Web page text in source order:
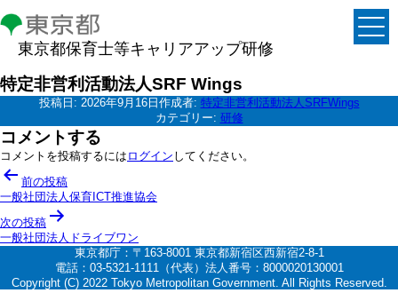
東京都保育士等キャリアアップ研修
特定非営利活動法人SRF Wings
投稿日: 2026年9月16日 作成者: 特定非営利活動法人SRFWings
カテゴリー: 研修
コメントする
コメントを投稿するには ログイン してください。
投
稿
ナ
ビ
ー
前の投稿
一般社団法人保育ICT推進協会
次の投稿
一般社団法人ドライブワン
東京都庁：〒163-8001 東京都新宿区西新宿2-8-1
電話：03-5321-1111（代表）法人番号：8000020130001
Copyright (C) 2022 Tokyo Metropolitan Government. All Rights Reserved.